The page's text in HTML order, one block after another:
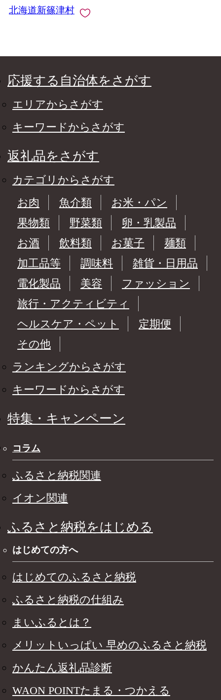
北海道新篠津村
応援する自治体をさがす
エリアからさがす
キーワードからさがす
返礼品をさがす
カテゴリからさがす
お肉
魚介類
お米・パン
果物類
野菜類
卵・乳製品
お酒
飲料類 お菓子
麺類
加工品等
調味料
雑貨・日用品
電化製品
美容
ファッション
旅行・アクティビティ
ヘルスケア・ペット
定期便
その他
ランキングからさがす
キーワードからさがす
特集・キャンペーン
コラム
ふるさと納税関連
イオン関連
ふるさと納税をはじめる
はじめての方へ
はじめてのふるさと納税
ふるさと納税の仕組み
まいふるとは？
メリットいっぱい 早めのふるさと納税
かんたん返礼品診断
WAON POINTたまる・つかえる